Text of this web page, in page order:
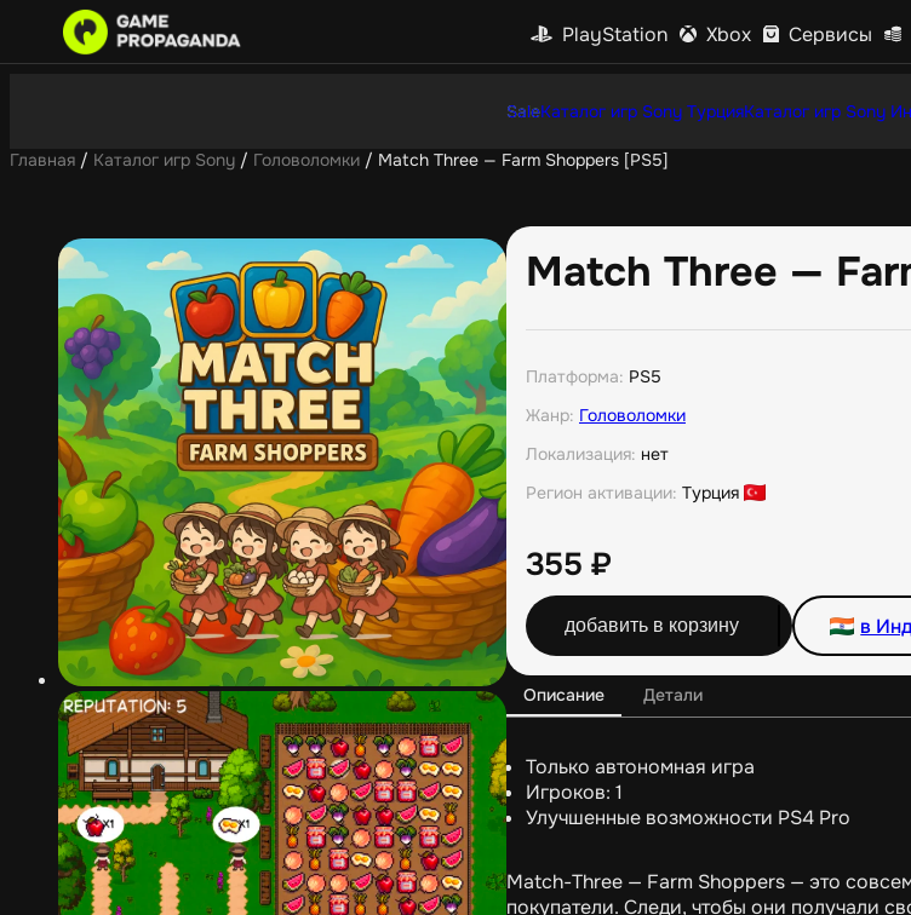
PlayStation Xbox Сервисы
SaleКаталог игр Sony ТурцияКаталог игр Sony
Главная / Каталог игр Sony / Головоломки / Match Three — Farm Shoppers [PS5]
Match Three —
Платформа: PS5
Жанр: Головоломки
Локализация: нет
Регион активации: Турция
355 ₽
добавить в корзину в
Описание Детали
Только автономная игра
Игроков: 1
Улучшенные возможности PS4 Pro
Match-Three — Farm Shoppers — это
покупатели. Следи, чтобы они получали